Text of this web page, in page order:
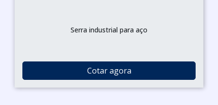
Serra industrial para aço
Cotar agora